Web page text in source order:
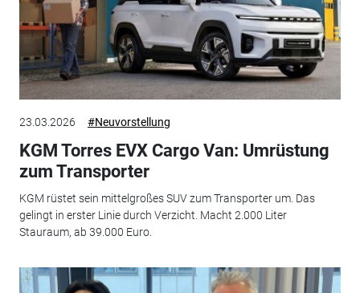
23.03.2026 #Neuvorstellung
KGM Torres EVX Cargo Van: Umrüstung
zum Transporter
KGM rüstet sein mittelgroßes SUV zum Transporter um. Das
gelingt in erster Linie durch Verzicht. Macht 2.000 Liter
Stauraum, ab 39.000 Euro.